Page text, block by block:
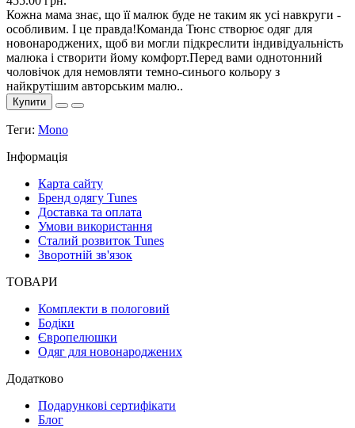
Кожна мама знає, що її малюк буде не таким як усі навкруги -
особливим. І це правда!Команда Тюнс створює одяг для
новонароджених, щоб ви могли підкреслити індивідуальність
малюка і створити йому комфорт.Перед вами однотонний
чоловічок для немовляти темно-синього кольору з
найкрутішим авторським малю..
Купити
Теги: Mono
Інформація
Карта сайту
Бренд одягу Tunes
Доставка та оплата
Умови використання
Сталий розвиток Tunes
Зворотній зв'язок
ТОВАРИ
Комплекти в пологовий
Бодіки
Європелюшки
Одяг для новонароджених
Додатково
Подарункові сертифікати
Блог